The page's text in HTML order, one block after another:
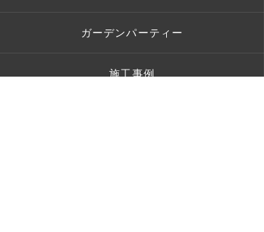
ガーデンパーティー
施工事例